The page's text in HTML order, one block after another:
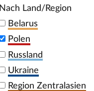
Nach Land/Region
Belarus
Polen
Russland
Ukraine
Region Zentralasien